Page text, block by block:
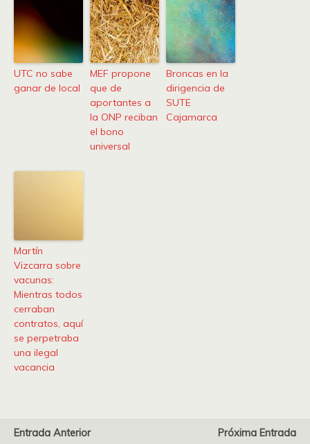
UTC no sabe
ganar de local
MEF propone
que de
aportantes a
la ONP reciban
el bono
universal
Broncas en la
dirigencia de
SUTE
Cajamarca
Martín
Vizcarra sobre
vacunas:
Mientras todos
cerraban
contratos, aquí
se perpetraba
una ilegal
vacancia
Entrada Anterior Próxima Entrada